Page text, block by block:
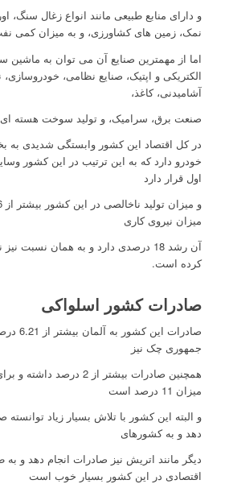
و دارای منابع طبیعی مانند انواع زغال سنگ،
نمک، زمین های کشاورزی، و به میزان کمی
اما از مهمترین صنایع آن می توان به ماشین
الکتریکی و اپتیک، صنایع نظامی،
آشامیدنی، کاغذ،
صنعت برق، سرامیک، و تولید سوخت هسته
در کل اقتصاد این کشور وابستگی شدیدی به
خودرو دارد که به این ترتیب در این کشور
اول قرار دارد
میزان نیروی کاری
آن رشد 18 درصدی دارد و به همان نسبت
کرده است.
صادرات کشور اسلواکی
صادرات
جمهوری چک نیز
همچنین صادرات بیشتر از 2
میزان 11 درصد است
و البته این کشور با تلاش بسیار زیاد
دهد و به کشورهای
دیگر مانند اتریش نیز صادرات انجام دهد و
اقتصادی در این کشور بسیار خوب است